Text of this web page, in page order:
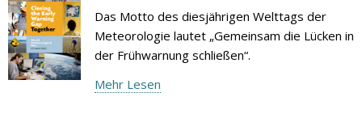
Das Motto des diesjährigen Welttags der
Meteorologie lautet „Gemeinsam die Lücken in
der Frühwarnung schließen“.
Mehr Lesen